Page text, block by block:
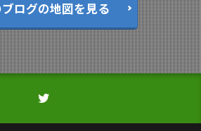
ブログの地図を見る